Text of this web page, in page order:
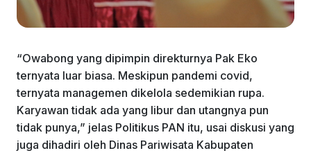
“Owabong yang dipimpin direkturnya Pak Eko
ternyata luar biasa. Meskipun pandemi covid,
ternyata managemen dikelola sedemikian rupa.
Karyawan tidak ada yang libur dan utangnya pun
tidak punya,” jelas Politikus PAN itu, usai diskusi yang
juga dihadiri oleh Dinas Pariwisata Kabupaten